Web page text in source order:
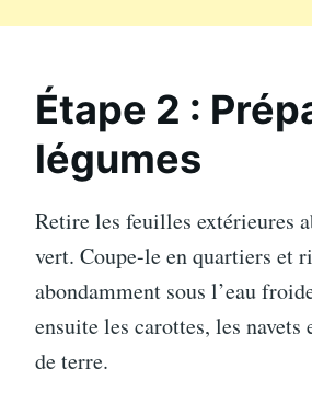
Étape 2 :
légumes
Retire les feuilles extérieures
vert. Coupe-le en quartiers et
abondamment sous l’eau
ensuite les carottes, les navets
de terre.